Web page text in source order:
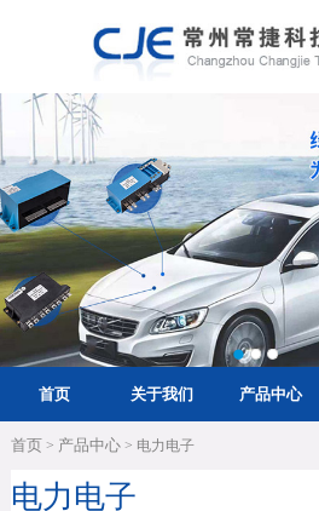
首页 关于我们 产品中心
首页> 产品中心> 电力电子
电力电子